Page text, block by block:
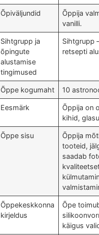
Õpiväljundid
Õppija
vanilli.
Sihtgrupp ja
õpingute
alustamise
tingimused
Sihtgrupp
retsepti
Õppe kogumaht 10
Eesmärk
Õppija on
kihid,
Õppe sisu
Õppija
tooteid,
saadab
Õppekeskkonna
kirjeldus
Õpe
käigus